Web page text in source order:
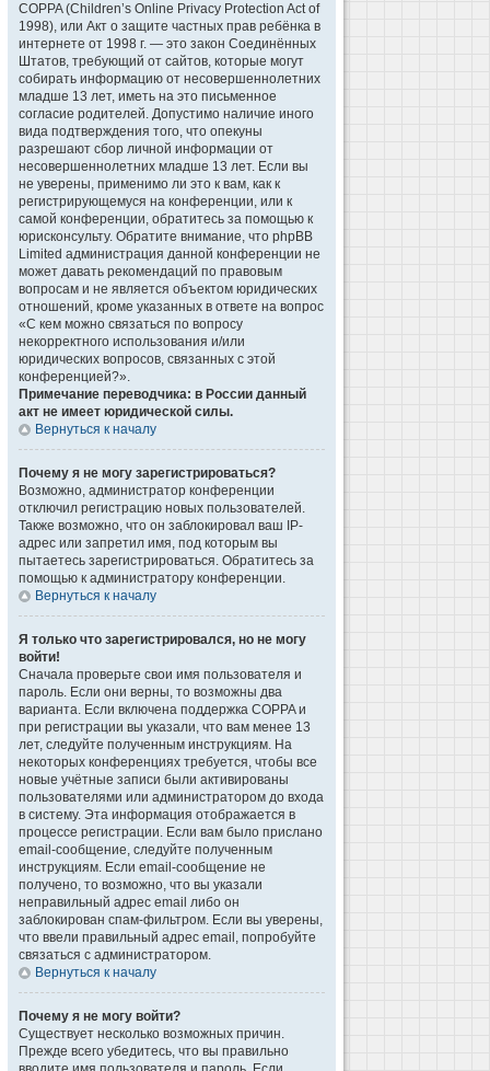
COPPA (Children’s Online Privacy Protection Act of
1998), или Акт о защите частных прав ребёнка в
интернете от 1998 г. — это закон Соединённых
Штатов, требующий от сайтов, которые могут
собирать информацию от несовершеннолетних
младше 13 лет, иметь на это письменное
согласие родителей. Допустимо наличие иного
вида подтверждения того, что опекуны
разрешают сбор личной информации от
несовершеннолетних младше 13 лет. Если вы
не уверены, применимо ли это к вам, как к
регистрирующемуся на конференции, или к
самой конференции, обратитесь за помощью к
юрисконсульту. Обратите внимание, что phpBB
Limited администрация данной конференции не
может давать рекомендаций по правовым
вопросам и не является объектом юридических
отношений, кроме указанных в ответе на вопрос
«С кем можно связаться по вопросу
некорректного использования и/или
юридических вопросов, связанных с этой
конференцией?».
Примечание переводчика: в России данный
акт не имеет юридической силы.
Вернуться к началу
Почему я не могу зарегистрироваться?
Возможно, администратор конференции
отключил регистрацию новых пользователей.
Также возможно, что он заблокировал ваш IP-
адрес или запретил имя, под которым вы
пытаетесь зарегистрироваться. Обратитесь за
помощью к администратору конференции.
Вернуться к началу
Я только что зарегистрировался, но не могу
войти!
Сначала проверьте свои имя пользователя и
пароль. Если они верны, то возможны два
варианта. Если включена поддержка COPPA и
при регистрации вы указали, что вам менее 13
лет, следуйте полученным инструкциям. На
некоторых конференциях требуется, чтобы все
новые учётные записи были активированы
пользователями или администратором до входа
в систему. Эта информация отображается в
процессе регистрации. Если вам было прислано
email-сообщение, следуйте полученным
инструкциям. Если email-сообщение не
получено, то возможно, что вы указали
неправильный адрес email либо он
заблокирован спам-фильтром. Если вы уверены,
что ввели правильный адрес email, попробуйте
связаться с администратором.
Вернуться к началу
Почему я не могу войти?
Существует несколько возможных причин.
Прежде всего убедитесь, что вы правильно